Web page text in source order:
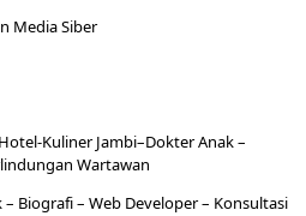
Media Siber
Hotel-KulinerJambi–DokterAnak –
Wartawan
– Biografi– Web Developer– Konsultasi